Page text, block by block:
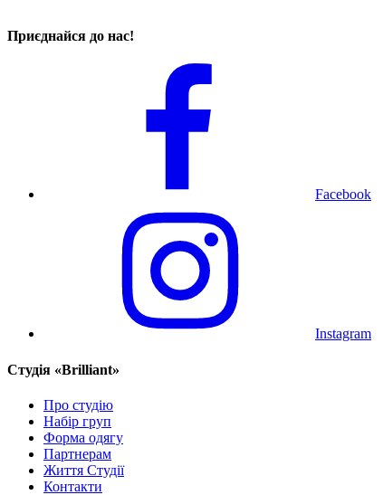
Приєднайся до нас!
Facebook
Instagram
Cтудія «Brilliant»
Про студію
Набір груп
Форма одягу
Партнерам
Життя Студії
Контакти